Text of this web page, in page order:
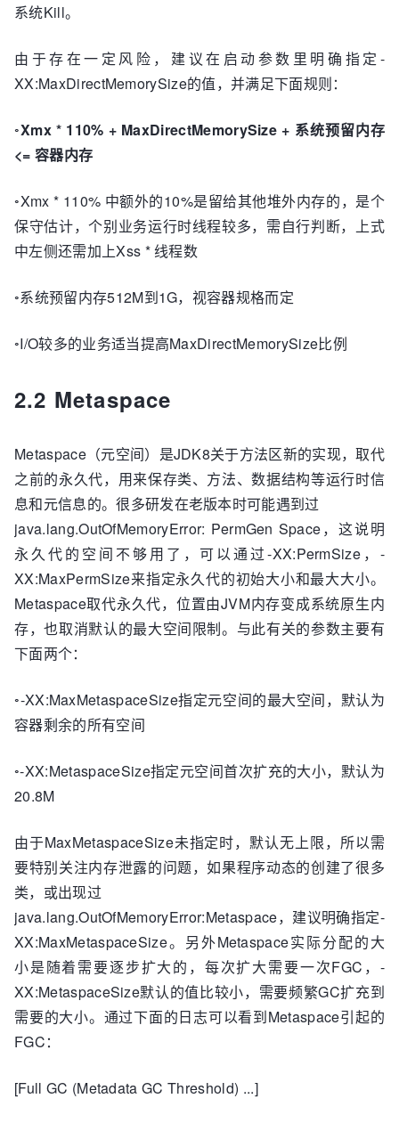
系统Kill。
由于存在一定风险，建议在启动参数里明确指定-
XX:MaxDirectMemorySize的值，并满足下面规则：
◦Xmx * 110% + MaxDirectMemorySize + 系统预留内存
<= 容器内存
◦Xmx * 110% 中额外的10%是留给其他堆外内存的，是个
保守估计，个别业务运行时线程较多，需自行判断，上式
中左侧还需加上Xss * 线程数
◦系统预留内存512M到1G，视容器规格而定
◦I/O较多的业务适当提高MaxDirectMemorySize比例
2.2 Metaspace
Metaspace（元空间）是JDK8关于方法区新的实现，取代
之前的永久代，用来保存类、方法、数据结构等运行时信
息和元信息的。很多研发在老版本时可能遇到过
java.lang.OutOfMemoryError: PermGen Space，这说明
永久代的空间不够用了，可以通过-XX:PermSize，-
XX:MaxPermSize来指定永久代的初始大小和最大大小。
Metaspace取代永久代，位置由JVM内存变成系统原生内
存，也取消默认的最大空间限制。与此有关的参数主要有
下面两个：
◦-XX:MaxMetaspaceSize指定元空间的最大空间，默认为
容器剩余的所有空间
◦-XX:MetaspaceSize指定元空间首次扩充的大小，默认为
20.8M
由于MaxMetaspaceSize未指定时，默认无上限，所以需
要特别关注内存泄露的问题，如果程序动态的创建了很多
类，或出现过
java.lang.OutOfMemoryError:Metaspace，建议明确指定-
XX:MaxMetaspaceSize。另外Metaspace实际分配的大
小是随着需要逐步扩大的，每次扩大需要一次FGC，-
XX:MetaspaceSize默认的值比较小，需要频繁GC扩充到
需要的大小。通过下面的日志可以看到Metaspace引起的
FGC：
[Full GC (Metadata GC Threshold) ...]